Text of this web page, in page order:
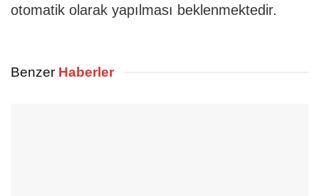
otomatik olarak yapılması beklenmektedir.
Benzer Haberler